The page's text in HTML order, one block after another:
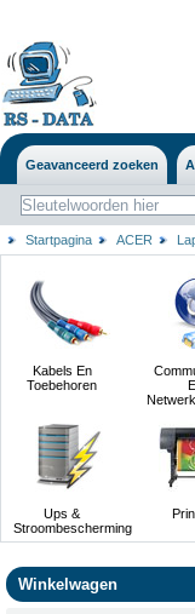
Geavanceerd zoeken
Startpagina ACER
Kabels En
Toebehoren
Ups &
Stroombescherming
Winkelwagen